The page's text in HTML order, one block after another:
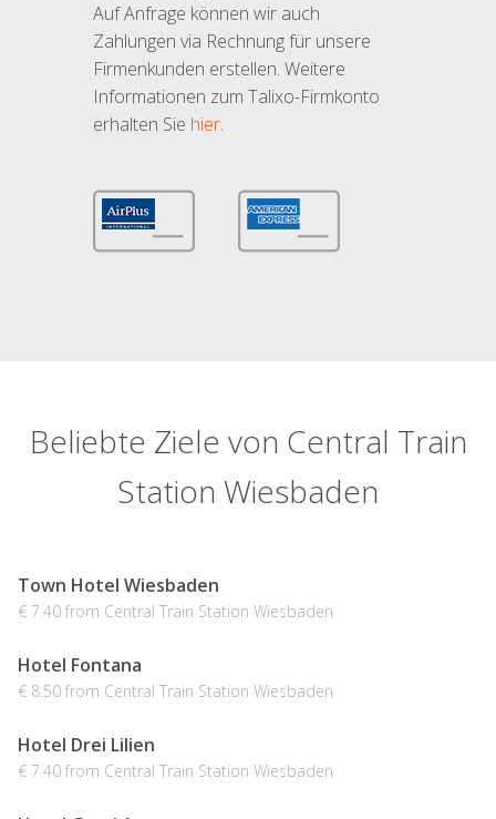
Auf Anfrage können wir auch
Zahlungen via Rechnung für unsere
Firmenkunden erstellen. Weitere
Informationen zum Talixo-Firmkonto
erhalten Sie hier.
Beliebte Ziele von Central Train
Station Wiesbaden
Town Hotel Wiesbaden
€ 7.40 from Central Train Station Wiesbaden
Hotel Fontana
€ 8.50 from Central Train Station Wiesbaden
Hotel Drei Lilien
€ 7.40 from Central Train Station Wiesbaden